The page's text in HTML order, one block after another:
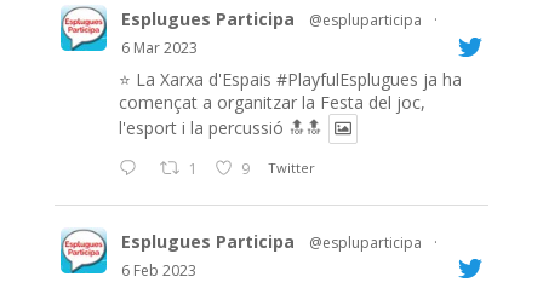
Esplugues Participa @espluparticipa
·
6 Mar 2023
⭐️ La Xarxa d'Espais #PlayfulEsplugues ja ha
començat a organitzar la Festa del joc,
l'esport i la percussió 🔝🔝
1 9 Twitter
Esplugues Participa @espluparticipa
·
6 Feb 2023